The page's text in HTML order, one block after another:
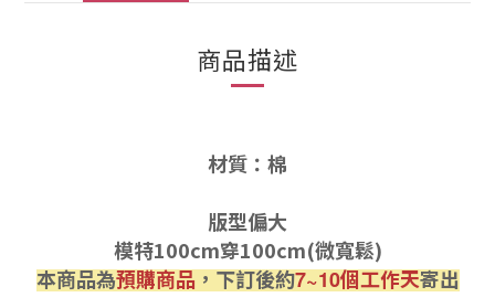
商品描述
材質：棉
版型偏大
模特100cm穿100cm(微寬鬆)
本商品為預購商品，下訂後約7~10個工作天寄出